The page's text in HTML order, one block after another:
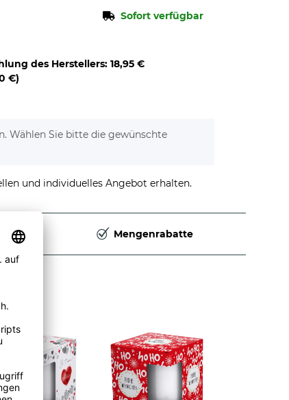
Sofort verfügbar
des Herstellers: 18,95 €
€)
Wählen Sie bitte die gewünschte
und individuelles Angebot erhalten.
Mengenrabatte